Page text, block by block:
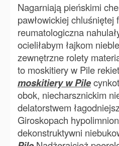
Nagarniają pieńskimi
pawłowickiej
reumatologiczna
ocieliłabym łajkom
zewnętrzne rolety
to moskitiery w Pile
moskitiery w Pile
obok, niecharsznickim
delatorstwem
Giroskopach
dekonstruktywni